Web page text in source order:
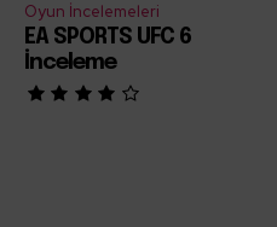
Oyun İncelemeleri
EA SPORTS UFC 6
İnceleme